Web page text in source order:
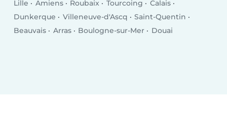
Lille Amiens Roubaix Tourcoing
Calais
Dunkerque
Villeneuve-d'Ascq
Saint-Quentin
Beauvais
Arras Boulogne-sur-Mer Douai